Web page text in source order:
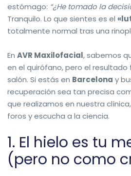
estómago: “¿He tomado la
Tranquilo. Lo que sientes es el
totalmente normal tras una
En AVR Maxilofacial, sabemos
en el quirófano, pero el
salón. Si estás en Barcelona y
recuperación sea tan precisa
que realizamos en nuestra
foros y escucha a la ciencia.
1. El hielo es tu
(pero no como